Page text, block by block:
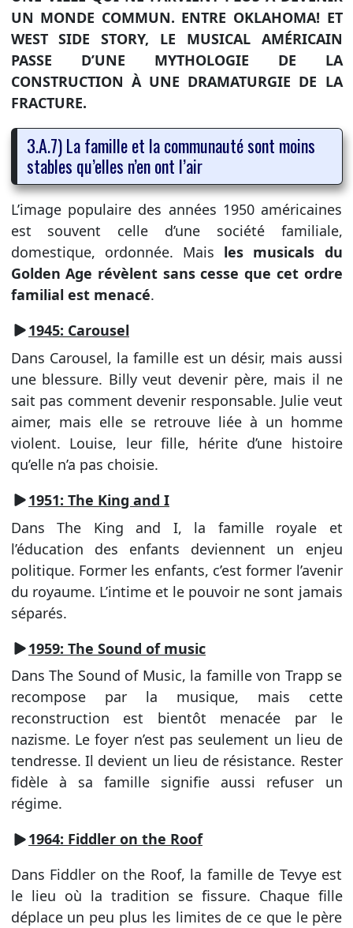
UN MONDE COMMUN. ENTRE OKLAHOMA! ET
WEST SIDE STORY, LE MUSICAL AMÉRICAIN
PASSE D’UNE MYTHOLOGIE DE LA
CONSTRUCTION À UNE DRAMATURGIE DE LA
FRACTURE.
3.A.7) La famille et la communauté sont moins
stables qu’elles n’en ont l’air
L’image populaire des années 1950 américaines
est souvent celle d’une société familiale,
domestique, ordonnée. Mais les musicals du
Golden Age révèlent sans cesse que cet ordre
familial est menacé.
1945: Carousel
Dans Carousel, la famille est un désir, mais aussi
une blessure. Billy veut devenir père, mais il ne
sait pas comment devenir responsable. Julie veut
aimer, mais elle se retrouve liée à un homme
violent. Louise, leur fille, hérite d’une histoire
qu’elle n’a pas choisie.
1951: The King and I
Dans The King and I, la famille royale et
l’éducation des enfants deviennent un enjeu
politique. Former les enfants, c’est former l’avenir
du royaume. L’intime et le pouvoir ne sont jamais
séparés.
1959: The Sound of music
Dans The Sound of Music, la famille von Trapp se
recompose par la musique, mais cette
reconstruction est bientôt menacée par le
nazisme. Le foyer n’est pas seulement un lieu de
tendresse. Il devient un lieu de résistance. Rester
fidèle à sa famille signifie aussi refuser un
régime.
1964: Fiddler on the Roof
Dans Fiddler on the Roof, la famille de Tevye est
le lieu où la tradition se fissure. Chaque fille
déplace un peu plus les limites de ce que le père